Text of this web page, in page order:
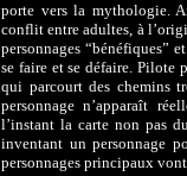
porte vers la mythologie.
conflit entre adultes, à
personnages “bénéfiques”
se faire et se défaire. Pilote
qui parcourt des chemins
personnage n’apparaît
l’instant la carte non pas
inventant un personnage
personnages principaux